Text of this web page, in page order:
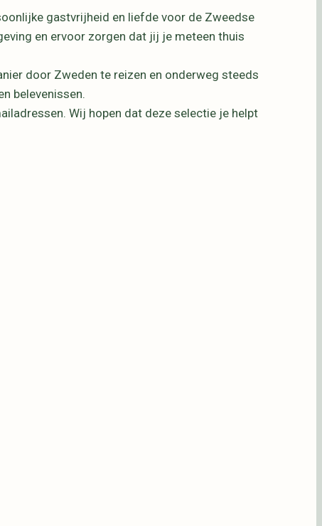
gastvrijheid en liefde voor de Zweedse
en ervoor zorgen dat jij je meteen thuis
door Zweden te reizen en onderweg steeds
belevenissen.
Wij hopen dat deze selectie je helpt